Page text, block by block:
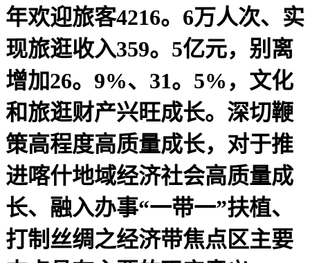
年欢迎旅客4216。6万人次、实
现旅逛收入359。5亿元，别离
增加26。9%、31。5%，文化
和旅逛财产兴旺成长。深切鞭
策高程度高质量成长，对于推
进喀什地域经济社会高质量成
长、融入办事“一带一”扶植、
打制丝绸之经济带焦点区主要